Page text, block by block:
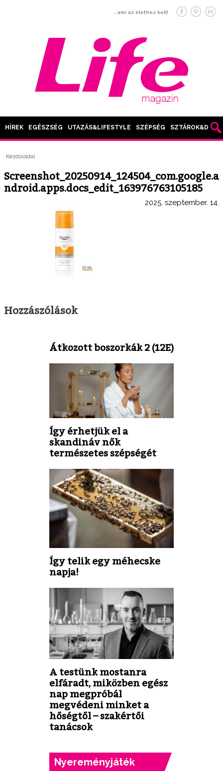
… ami az élethez kell!
HÍREK EGÉSZSÉG UTAZÁS&LIFESTYLE SZÉPSÉG SZTÁROK&DIVAT
Kezdőoldal
Screenshot_20250914_124504_com.google.a
ndroid.apps.docs_edit_163976763105185
2025. szeptember. 14.
Hozzászólások
Átkozott boszorkák 2 (12E)
Így érhetjük el a
skandináv nők
természetes szépségét
Így telik egy méhecske
napja!
A testünk mostanra
elfáradt, miközben egész
nap megpróbál
megvédeni minket a
hőségtől – szakértői
tanácsok
Nyereményjáték